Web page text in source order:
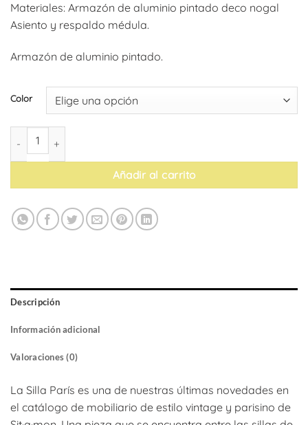
Materiales: Armazón de aluminio pintado deco nogal
Asiento y respaldo médula.
Armazón de aluminio pintado.
Color
Silla París (pack de 4) cantidad
Añadir al carrito
Descripción
Información adicional
Valoraciones (0)
La Silla París es una de nuestras últimas novedades en
el catálogo de mobiliario de estilo vintage y parisino de